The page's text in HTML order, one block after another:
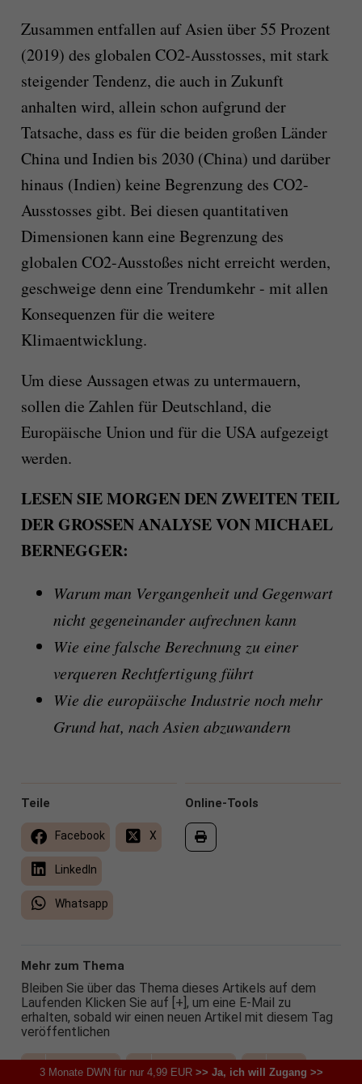
Zusammen entfallen auf Asien über 55 Prozent
(2019) des globalen CO2-Ausstosses, mit stark
steigender Tendenz, die auch in Zukunft
anhalten wird, allein schon aufgrund der
Tatsache, dass es für die beiden großen Länder
China und Indien bis 2030 (China) und darüber
hinaus (Indien) keine Begrenzung des CO2-
Ausstosses gibt. Bei diesen quantitativen
Dimensionen kann eine Begrenzung des
globalen CO2-Ausstoßes nicht erreicht werden,
geschweige denn eine Trendumkehr - mit allen
Konsequenzen für die weitere
Klimaentwicklung.
Um diese Aussagen etwas zu untermauern,
sollen die Zahlen für Deutschland, die
Europäische Union und für die USA aufgezeigt
werden.
LESEN SIE MORGEN DEN ZWEITEN TEIL
DER GROSSEN ANALYSE VON MICHAEL
BERNEGGER:
Warum man Vergangenheit und Gegenwart
nicht gegeneinander aufrechnen kann
Wie eine falsche Berechnung zu einer
verqueren Rechtfertigung führt
Wie die europäische Industrie noch mehr
Grund hat, nach Asien abzuwandern
Online-Tools
Teile
Facebook X
LinkedIn
Whatsapp
Mehr zum Thema
Bleiben Sie über das Thema dieses Artikels auf dem
Laufenden Klicken Sie auf [+], um eine E-Mail zu
erhalten, sobald wir einen neuen Artikel mit diesem Tag
veröffentlichen
Technologie Wissenschaft Asien
3 Monate DWN für nur 4,99 EUR>> Ja, ich will Zugang >>